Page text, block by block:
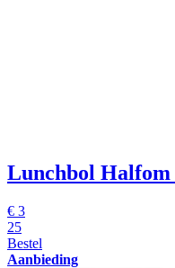
Lunchbol Halfom
€ 3
25
Bestel
Aanbieding